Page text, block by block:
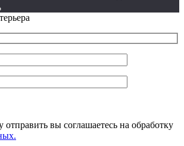
вы соглашаетесь на обработку